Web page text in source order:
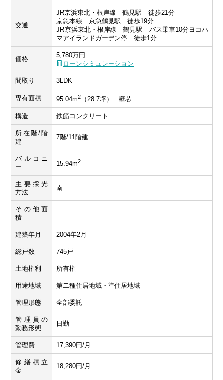
交通
JR京浜東北・根岸線 鶴見駅 徒歩21分
京急本線 京急鶴見駅 徒歩19分
JR京浜東北・根岸線 鶴見駅 バス乗車10分ヨコハ
マアイランドガーデン停 徒歩1分
価格
5,780万円
ローンシミュレーション
間取り 3LDK
専有面積 95.04m2 （28.7坪） 壁芯
構造 鉄筋コンクリート
所在階/階
建
7階/11階建
バルコニ
ー
15.94m2
主要採光
方法
南
その他面
積
建築年月 2004年2月
総戸数 745戸
土地権利 所有権
用途地域 第二種住居地域・準住居地域
管理形態 全部委託
管理員の
勤務形態
日勤
管理費 17,390円/月
修繕積立
金
18,280円/月